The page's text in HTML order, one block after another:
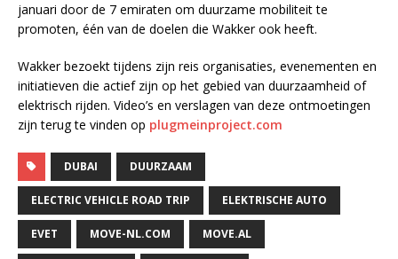
januari door de 7 emiraten om duurzame mobiliteit te
promoten, één van de doelen die Wakker ook heeft.
Wakker bezoekt tijdens zijn reis organisaties, evenementen en
initiatieven die actief zijn op het gebied van duurzaamheid of
elektrisch rijden. Video’s en verslagen van deze ontmoetingen
zijn terug te vinden op plugmeinproject.com
DUBAI DUURZAAM
ELECTRIC VEHICLE ROAD TRIP ELEKTRISCHE AUTO
EVET MOVE-NL.COM MOVE.AL